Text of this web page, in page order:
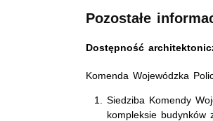
Pozostałe
Dostępność
Komenda Wojewódzka
Siedziba Komendy
kompleksie budynków